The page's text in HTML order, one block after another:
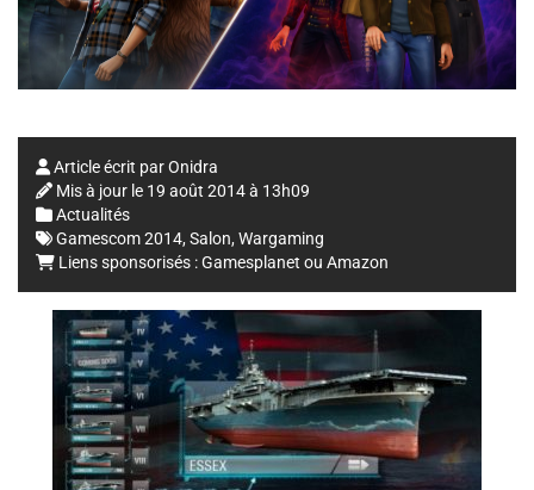
Article écrit parOnidra
Mis à jour le 19 août 2014 à 13h09
Actualités
Gamescom 2014, Salon, Wargaming
Liens sponsorisés :Gamesplanet ou Amazon